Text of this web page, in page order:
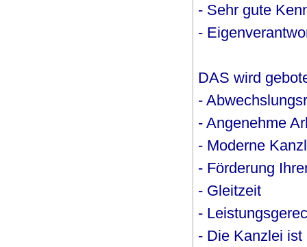
- Sehr gute
-
DAS wird
-
- Angenehme
- Moderne
- Förderung
- Gleitzeit
-
- Die Kanzlei